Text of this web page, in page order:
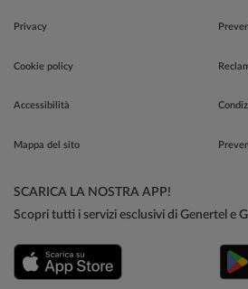
Privacy
Cookie policy
Accessibilità
Mappa del sito
SCARICA LA NOSTRA APP!
Scopri tutti i servizi esclusivi di Genertel e